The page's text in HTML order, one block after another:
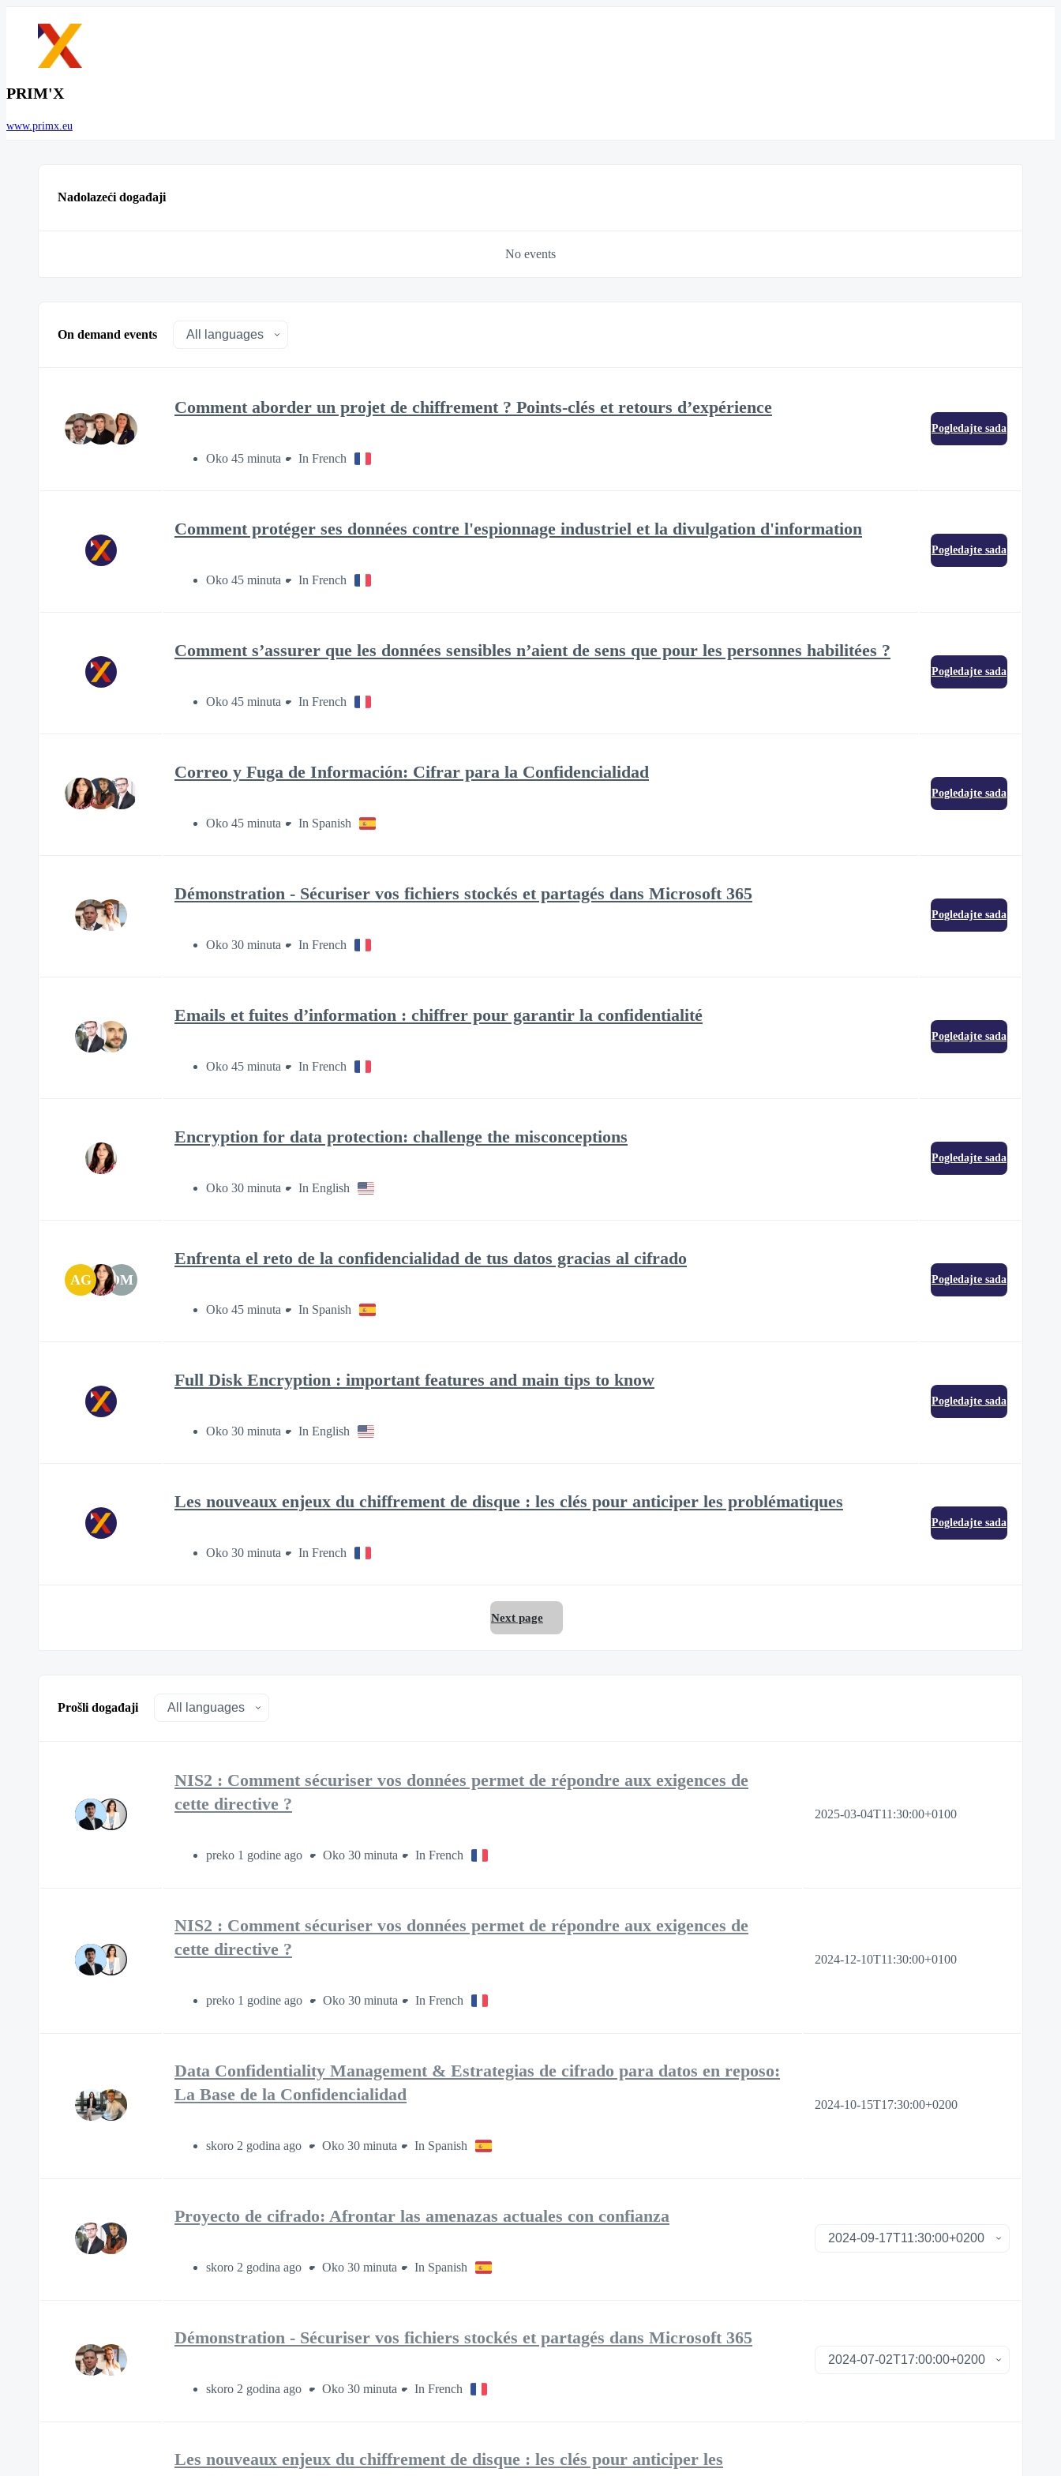
PRIM'X
www.primx.eu
Nadolazeći događaji
No events
On demand events
Comment aborder un projet de chiffrement ? Points-clés et retours d’expérience
Oko 45 minuta In French
Pogledajte sada
Comment protéger ses données contre l'espionnage industriel et la divulgation d'information
Oko 45 minuta In French
Pogledajte sada
Comment s’assurer que les données sensibles n’aient de sens que pour les personnes habilitées ?
Oko 45 minuta In French
Pogledajte sada
Correo y Fuga de Información: Cifrar para la Confidencialidad
Oko 45 minuta In Spanish
Pogledajte sada
Démonstration - Sécuriser vos fichiers stockés et partagés dans Microsoft 365
Oko 30 minuta In French
Pogledajte sada
Emails et fuites d’information : chiffrer pour garantir la confidentialité
Oko 45 minuta In French
Pogledajte sada
Encryption for data protection: challenge the misconceptions
Oko 30 minuta In English
Pogledajte sada
AG DM
Enfrenta el reto de la confidencialidad de tus datos gracias al cifrado
Oko 45 minuta In Spanish
Pogledajte sada
Full Disk Encryption : important features and main tips to know
Oko 30 minuta In English
Pogledajte sada
Les nouveaux enjeux du chiffrement de disque : les clés pour anticiper les problématiques
Oko 30 minuta In French
Pogledajte sada
Next page
Prošli događaji
NIS2 : Comment sécuriser vos données permet de répondre aux exigences de
cette directive ?
preko 1 godine ago Oko 30 minuta In French
2025-03-04T11:30:00+0100
NIS2 : Comment sécuriser vos données permet de répondre aux exigences de
cette directive ?
preko 1 godine ago Oko 30 minuta In French
2024-12-10T11:30:00+0100
Data Confidentiality Management & Estrategias de cifrado para datos en reposo:
La Base de la Confidencialidad
skoro 2 godina ago Oko 30 minuta In Spanish
2024-10-15T17:30:00+0200
Proyecto de cifrado: Afrontar las amenazas actuales con confianza
skoro 2 godina ago Oko 30 minuta In Spanish
Démonstration - Sécuriser vos fichiers stockés et partagés dans Microsoft 365
skoro 2 godina ago Oko 30 minuta In French
Les nouveaux enjeux du chiffrement de disque : les clés pour anticiper les